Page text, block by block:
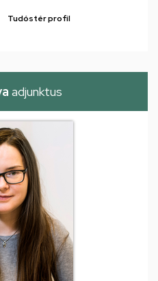
Tudóstér profil
adjunktus